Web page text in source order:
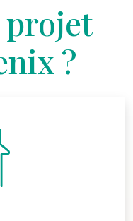
projet
?